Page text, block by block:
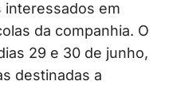
interessados em
da companhia. O
29 e 30 de junho,
destinadas a